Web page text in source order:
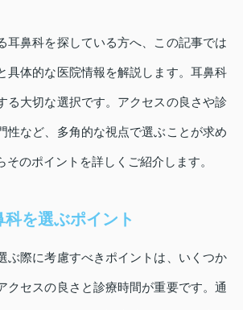
耳鼻科を探している方へ、この記事では
具体的な医院情報を解説します。耳鼻科
る大切な選択です。アクセスの良さや診
性など、多角的な視点で選ぶことが求め
そのポイントを詳しくご紹介します。
を選ぶポイント
ぶ際に考慮すべきポイントは、いくつか
クセスの良さと診療時間が重要です。通